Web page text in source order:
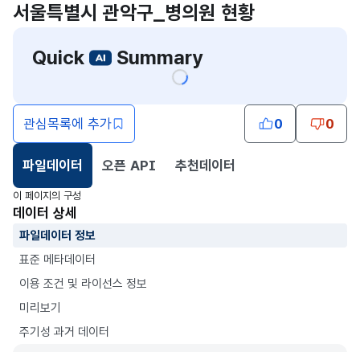
서울특별시 관악구_병의원 현황
Quick
Summary
관심목록에 추가 0 0
파일데이터
선택됨
오픈 API 추천데이터
이 페이지의 구성
데이터 상세
파일데이터 정보
표준 메타데이터
이용 조건 및 라이선스 정보
미리보기
주기성 과거 데이터